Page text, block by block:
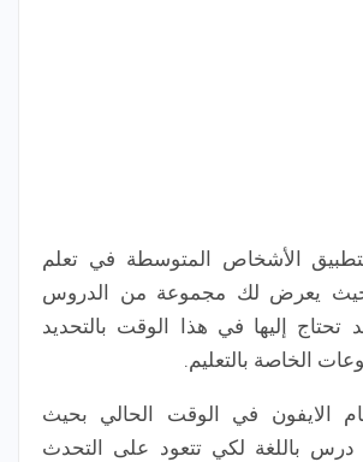
الأشخاص المتوسطة في تعلم
حيث يعرض لك مجموعة من الدروس
تحتاج إليها في هذا الوقت بالتحديد
الخاصة بالتعليم.
الايفون في الوقت الحالي بحيث
يحتوي على 24 درس باللغة لكي تتعود على التحدث